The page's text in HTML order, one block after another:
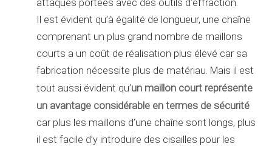
attaques portées avec des outils d’effraction.
Il est évident qu’à égalité de longueur, une chaîne
comprenant un plus grand nombre de maillons
courts a un coût de réalisation plus élevé car sa
fabrication nécessite plus de matériau. Mais il est
tout aussi évident qu’un maillon court représente
un avantage considérable en termes de sécurité
car plus les maillons d’une chaîne sont longs, plus
il est facile d’y introduire des cisailles pour les